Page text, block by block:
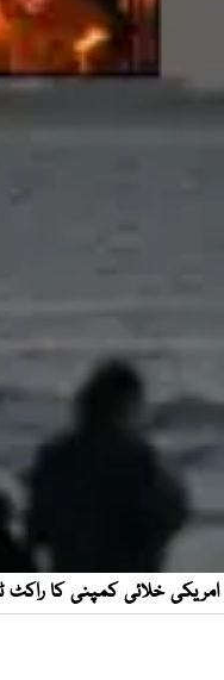
امریکی خلائی کمپنی کا